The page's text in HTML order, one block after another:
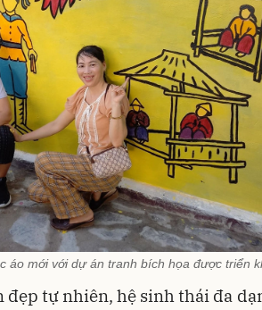
áo mới với dự án tranh bích họa được triển
đẹp tự nhiên, hệ sinh thái đa